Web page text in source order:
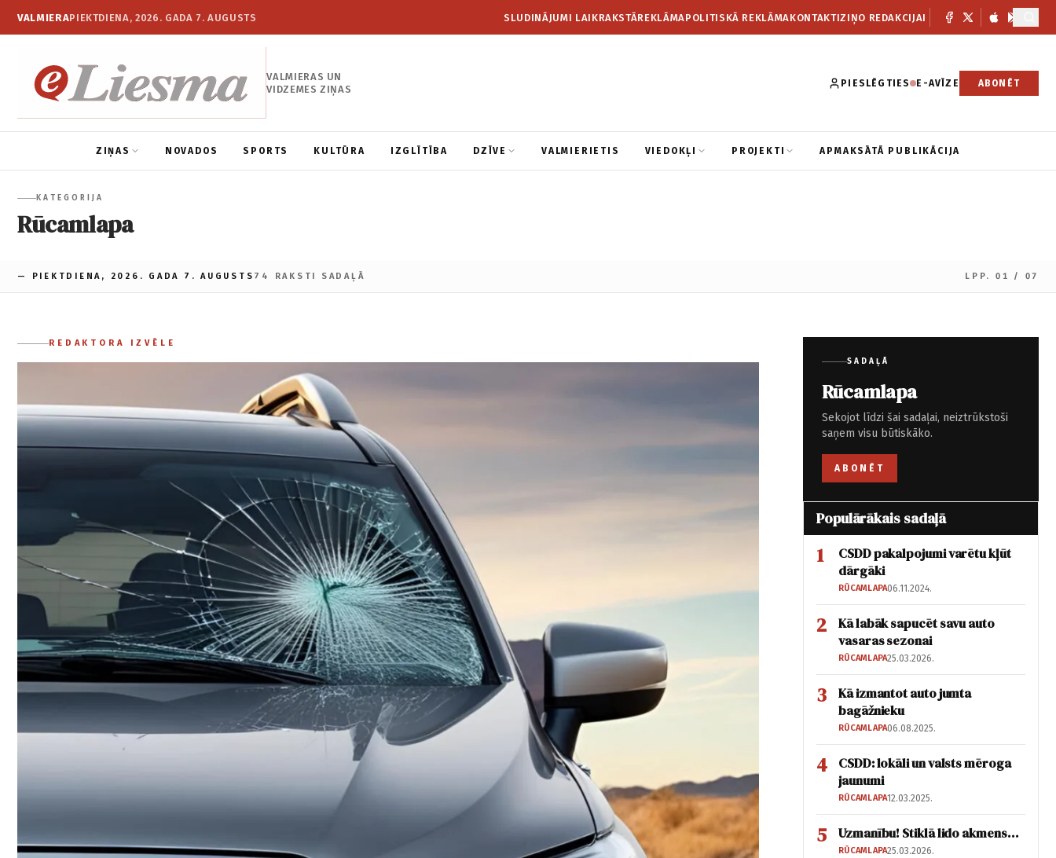
VALMIERAPIEKTDIENA, 2026. GADA 7. AUGUSTS SLUDINĀJUMI LAIKRAKSTĀREKLĀMAPOLITISKĀ REKLĀMAKONTAKTIZIŅO REDAKCIJAI
VALMIERAS UN
VIDZEMES ZIŅAS
PIESLĒGTIES E-AVĪZE ABONĒT
ZIŅAS NOVADOS SPORTS KULTŪRA IZGLĪTĪBA DZĪVE VALMIERIETIS VIEDOKĻI PROJEKTI APMAKSĀTĀ PUBLIKĀCIJA
KATEGORIJA
Rūcamlapa
— PIEKTDIENA, 2026. GADA 7. AUGUSTS 74 RAKSTI SADAĻĀ LPP. 01 / 07
REDAKTORA IZVĒLE
SADAĻĀ
Rūcamlapa
Sekojot līdzi šai sadaļai, neiztrūkstoši
saņem visu būtiskāko.
ABONĒT
Populārākais sadaļā
1
CSDD pakalpojumi varētu kļūt
dārgāki
RŪCAMLAPA06.11.2024.
2
Kā labāk sapucēt savu auto
vasaras sezonai
RŪCAMLAPA25.03.2026.
3
Kā izmantot auto jumta
bagāžnieku
RŪCAMLAPA06.08.2025.
4
CSDD: lokāli un valsts mēroga
jaunumi
RŪCAMLAPA12.03.2025.
5 Uzmanību! Stiklā lido akmens…
RŪCAMLAPA25.03.2026.